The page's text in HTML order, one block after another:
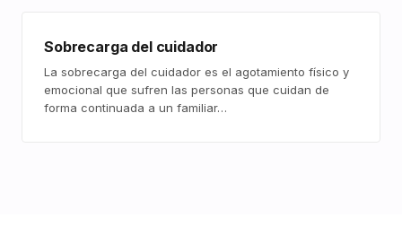
Sobrecarga del cuidador
La sobrecarga del cuidador es el agotamiento físico y
emocional que sufren las personas que cuidan de
forma continuada a un familiar…